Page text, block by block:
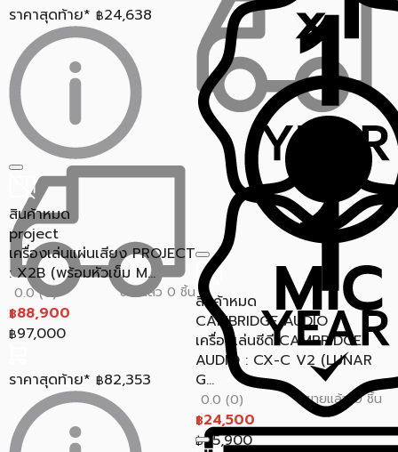
สินค้าหมด
CAMBRIDGE AUDIO
เครื่องเล่นซีดี CAMBRIDGE
AUDIO : CX-C V2 (LUNAR
G...
0.0 (0) ขายแล้ว 0 ชิ้น
฿24,500
฿25,900
ราคาสุดท้าย* ฿24,638
สินค้าหมด
project
เครื่องเล่นแผ่นเสียง PROJECT
: X2B (พร้อมหัวเข็ม M...
0.0 (0) ขายแล้ว 0 ชิ้น
฿88,900
฿97,000
ราคาสุดท้าย* ฿82,353